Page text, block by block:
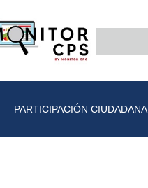
PARTICIPACIÓN CIUDADANA